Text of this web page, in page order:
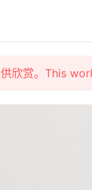
供欣赏。This